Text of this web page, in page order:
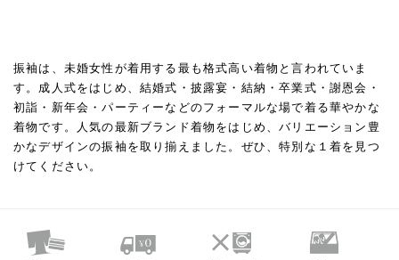
振袖は、未婚女性が着用する最も格式高い着物と言われていま
す。成人式をはじめ、結婚式・披露宴・結納・卒業式・謝恩会・
初詣・新年会・パーティーなどのフォーマルな場で着る華やかな
着物です。人気の最新ブランド着物をはじめ、バリエーション豊
かなデザインの振袖を取り揃えました。ぜひ、特別な１着を見つ
けてください。